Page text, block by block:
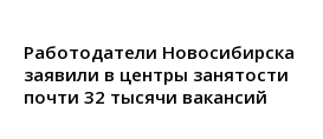
Работодатели Новосибирска
заявили в центры занятости
почти 32 тысячи вакансий